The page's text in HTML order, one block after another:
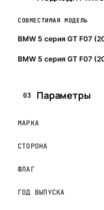
СОВМЕСТИМАЯ МОДЕЛЬ
BMW 5 серия GT F07
BMW 5 серия GT F07
03 Параметры
МАРКА
СТОРОНА
ФЛАГ
ГОД ВЫПУСКА